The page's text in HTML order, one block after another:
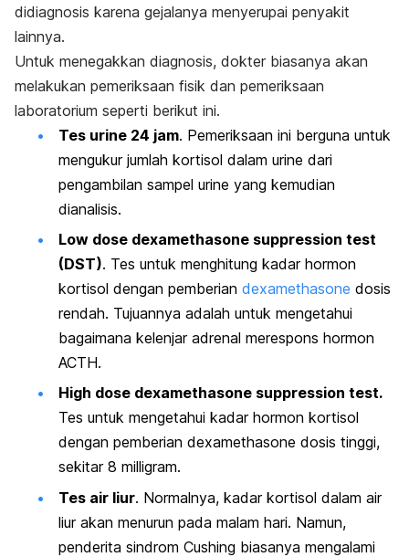
didiagnosis karena gejalanya menyerupai penyakit
lainnya.
Untuk menegakkan diagnosis, dokter biasanya akan
melakukan pemeriksaan fisik dan pemeriksaan
laboratorium seperti berikut ini.
Tes urine 24 jam. Pemeriksaan ini berguna untuk
mengukur jumlah kortisol dalam urine dari
pengambilan sampel urine yang kemudian
dianalisis.
Low dose dexamethasone suppression test
(DST). Tes untuk menghitung kadar hormon
kortisol dengan pemberian dexamethasone dosis
rendah. Tujuannya adalah untuk mengetahui
bagaimana kelenjar adrenal merespons hormon
ACTH.
High dose dexamethasone suppression test.
Tes untuk mengetahui kadar hormon kortisol
dengan pemberian dexamethasone dosis tinggi,
sekitar 8 milligram.
Tes air liur. Normalnya, kadar kortisol dalam air
liur akan menurun pada malam hari. Namun,
penderita sindrom Cushing biasanya mengalami